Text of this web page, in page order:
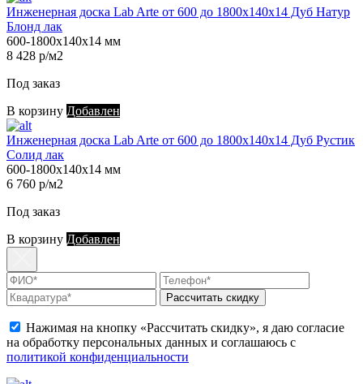
Инженерная доска Lab Arte от 600 до 1800х140х14 Дуб Натур
Блонд лак
600-1800х140х14 мм
8 428 р/м2
Под заказ
В корзину Добавлен
Инженерная доска Lab Arte от 600 до 1800х140х14 Дуб Рустик
Солид лак
600-1800х140х14 мм
6 760 р/м2
Под заказ
В корзину Добавлен
Рассчитать скидку
Нажимая на кнопку «Рассчитать скидку», я даю согласие
на обработку персональных данных и соглашаюсь с
политикой конфиденциальности